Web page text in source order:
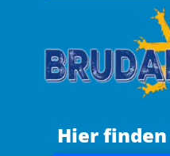
Hier finden